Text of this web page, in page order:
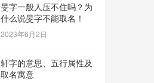
旻字一般人压不住吗？为
什么说旻字不能取名！
2023年6月2日
轩字的意思、五行属性及
取名寓意